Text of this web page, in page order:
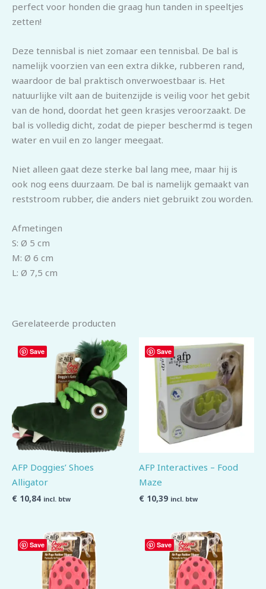
perfect voor honden die graag hun tanden in speeltjes
zetten!
Deze tennisbal is niet zomaar een tennisbal. De bal is
namelijk voorzien van een extra dikke, rubberen rand,
waardoor de bal praktisch onverwoestbaar is. Het
natuurlijke vilt aan de buitenzijde is veilig voor het gebit
van de hond, doordat het geen krasjes veroorzaakt. De
bal is volledig dicht, zodat de pieper beschermd is tegen
water en vuil en zo langer meegaat.
Niet alleen gaat deze sterke bal lang mee, maar hij is
ook nog eens duurzaam. De bal is namelijk gemaakt van
reststroom rubber, die anders niet gebruikt zou worden.
Afmetingen
S: Ø 5 cm
M: Ø 6 cm
L: Ø 7,5 cm
Gerelateerde producten
Save
AFP Doggies’ Shoes
Alligator
€ 10,84 incl. btw
Save
AFP Interactives – Food
Maze
€ 10,39 incl. btw
Save Save